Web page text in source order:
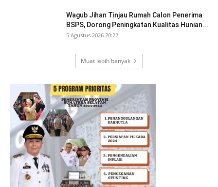
Wagub Jihan Tinjau Rumah Calon Penerima
BSPS, Dorong Peningkatan Kualitas Hunian...
5 Agustus 2026 20:22
Muat lebih banyak